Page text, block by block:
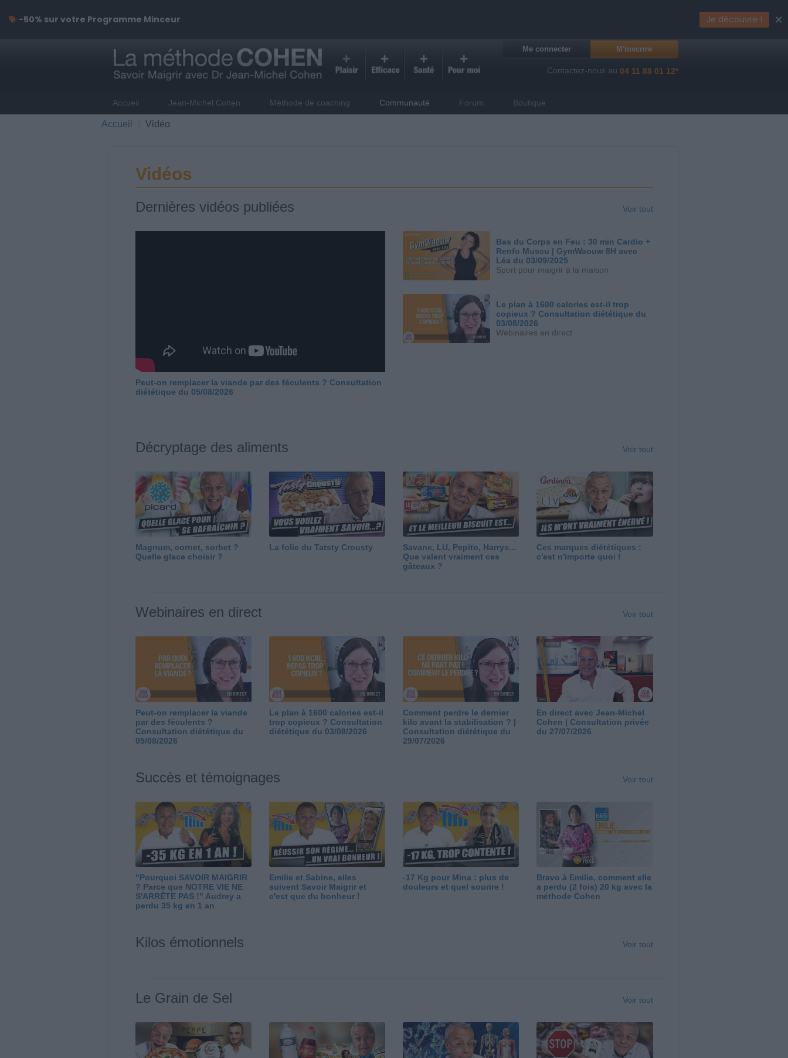
Me connecter M'inscrire
Contactez-nous au 04 11 88 01 12*
Accueil Jean-Michel Cohen Méthode de coaching Communauté Forum Boutique
Accueil Vidéo
Vidéos
Dernières vidéos publiées Voir tout
Peut-on remplacer la viande par des féculents ? Consultation
diététique du 05/08/2026
Bas du Corps en Feu : 30 min Cardio +
Renfo Muscu | GymWaouw 8H avec
Léa du 03/09/2025
Sport pour maigrir à la maison
Le plan à 1600 calories est-il trop
copieux ? Consultation diététique du
03/08/2026
Webinaires en direct
Décryptage des aliments Voir tout
Magnum, cornet, sorbet ?
Quelle glace choisir ?
La folie du Tatsty Crousty
Savane, LU, Pepito, Harrys...
Que valent vraiment ces
gâteaux ?
Ces marques diététiques :
c'est n'importe quoi !
Webinaires en direct Voir tout
Peut-on remplacer la viande
par des féculents ?
Consultation diététique du
05/08/2026
Le plan à 1600 calories est-il
trop copieux ? Consultation
diététique du 03/08/2026
Comment perdre le dernier
kilo avant la stabilisation ? |
Consultation diététique du
29/07/2026
En direct avec Jean-Michel
Cohen | Consultation privée
du 27/07/2026
Succès et témoignages Voir tout
"Pourquoi SAVOIR MAIGRIR
? Parce que NOTRE VIE NE
S'ARRÊTE PAS !" Audrey a
perdu 35 kg en 1 an
Emilie et Sabine, elles
suivent Savoir Maigrir et
c'est que du bonheur !
-17 Kg pour Mina : plus de
douleurs et quel sourire !
Bravo à Emilie, comment elle
a perdu (2 fois) 20 kg avec la
méthode Cohen
Kilos émotionnels Voir tout
Le Grain de Sel Voir tout
-50% sur votre Programme Minceur Je découvre ! ×